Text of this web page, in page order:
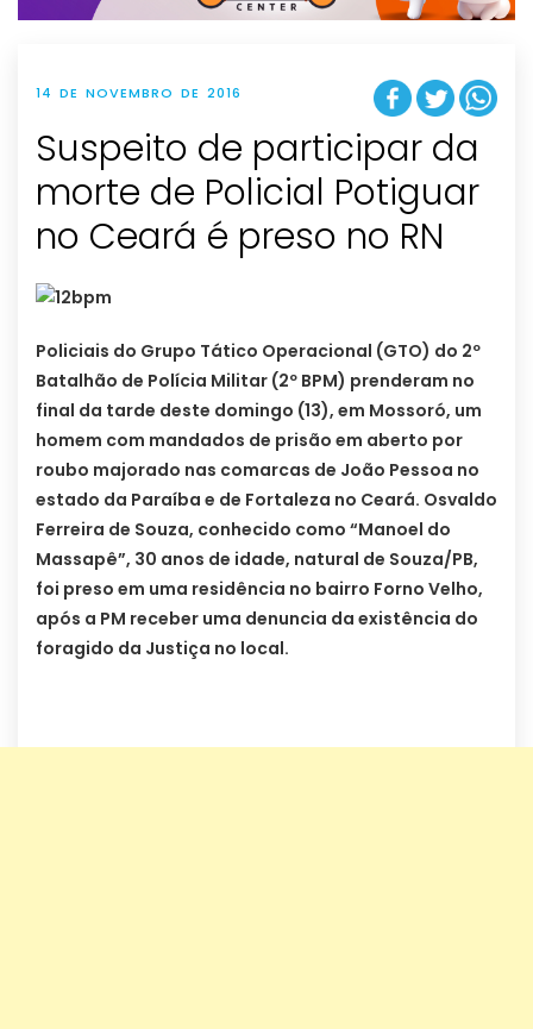
14 DE NOVEMBRO DE 2016
Suspeito de participar da
morte de Policial Potiguar
no Ceará é preso no RN
Policiais do Grupo Tático Operacional (GTO) do 2º
Batalhão de Polícia Militar (2º BPM) prenderam no
final da tarde deste domingo (13), em Mossoró, um
homem com mandados de prisão em aberto por
roubo majorado nas comarcas de João Pessoa no
estado da Paraíba e de Fortaleza no Ceará. Osvaldo
Ferreira de Souza, conhecido como “Manoel do
Massapê”, 30 anos de idade, natural de Souza/PB,
foi preso em uma residência no bairro Forno Velho,
após a PM receber uma denuncia da existência do
foragido da Justiça no local.